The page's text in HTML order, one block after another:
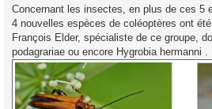
Concernant les insectes, en plus de ces 5
4 nouvelles espèces de coléoptères ont
François Elder, spécialiste de ce groupe,
podagrariae ou encore Hygrobia hermanni .